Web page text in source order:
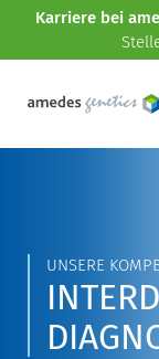
Karriere bei
UNSERE